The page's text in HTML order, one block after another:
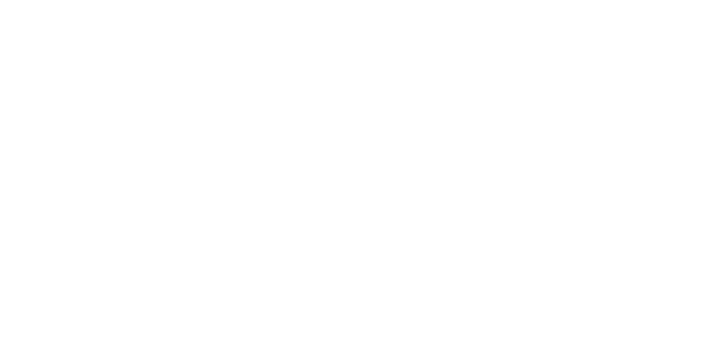
voor het snel opwarmen van
wat een snelle en grondige
geschikt voor de vaatwasser en zijn
de maaltijden.
van een vrolijk en veilig eetmoment met je